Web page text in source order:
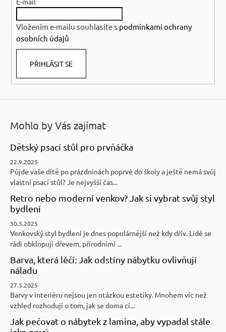
Vložením e-mailu souhlasíte s podmínkami ochrany
osobních údajů
PŘIHLÁSIT SE
Mohlo by Vás zajímat
Dětský psací stůl pro prvňáčka
22.9.2025
Půjde vaše dítě po prázdninách poprvé do školy a ještě nemá svůj
vlastní psací stůl? Je nejvyšší čas...
Retro nebo moderní venkov? Jak si vybrat svůj styl
bydlení
30.5.2025
Venkovský styl bydlení je dnes populárnější než kdy dřív. Lidé se
rádi obklopují dřevem, přírodními ...
Barva, která léčí: Jak odstíny nábytku ovlivňují
náladu
27.5.2025
Barvy v interiéru nejsou jen otázkou estetiky. Mnohem víc než
vzhled rozhodují o tom, jak se doma cí...
Jak pečovat o nábytek z lamina, aby vypadal stále